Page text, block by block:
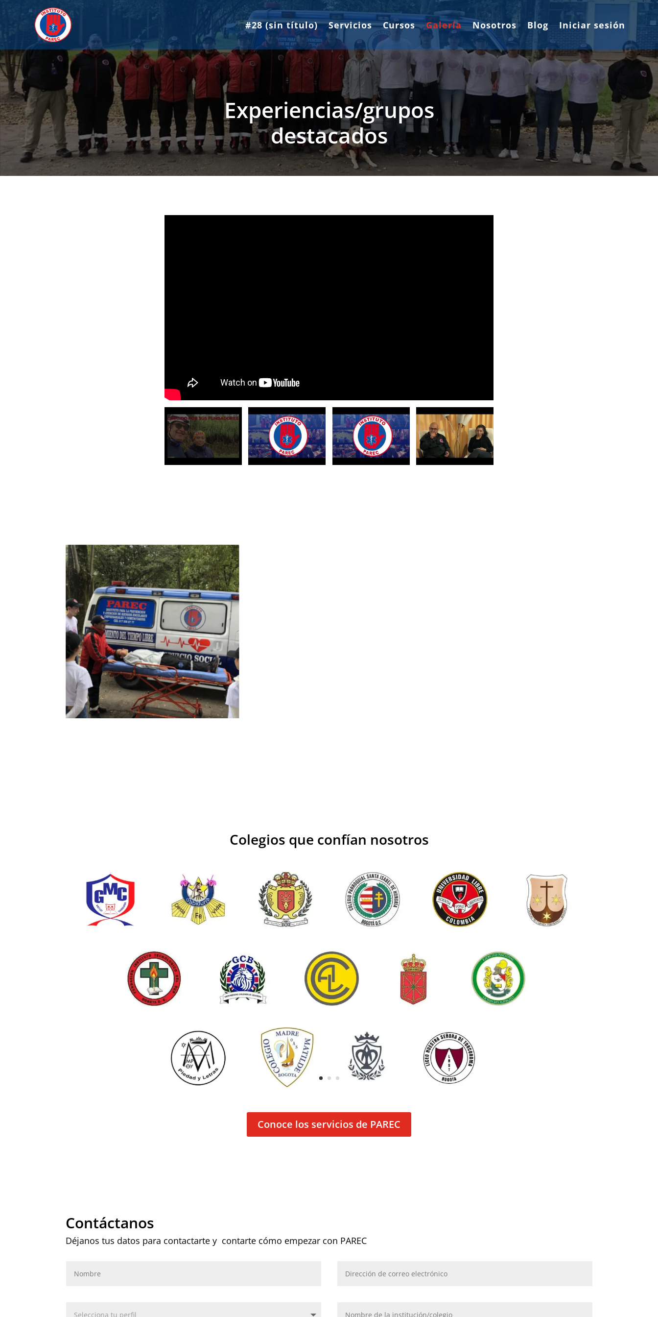
#28 (sin título) Servicios Cursos Galería Nosotros Blog Iniciar sesión
Experiencias/grupos
destacados
Colegios que confían nosotros
Conoce los servicios de PAREC
Contáctanos
Déjanos tus datos para contactarte y contarte cómo empezar con PAREC